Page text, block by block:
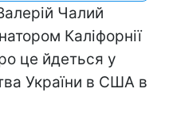
Чалий
Каліфорнії
це йдеться у
України в США в